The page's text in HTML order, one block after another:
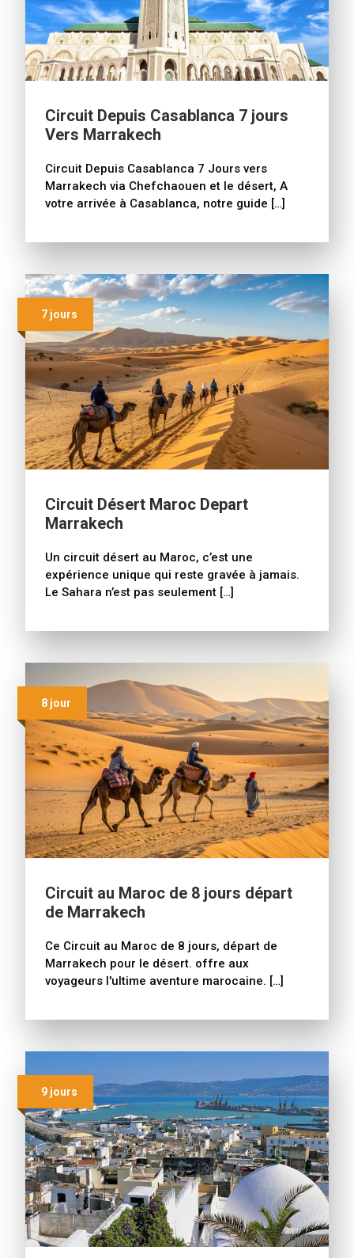
Circuit Depuis Casablanca 7 jours
Vers Marrakech
Circuit Depuis Casablanca 7 Jours vers
Marrakech via Chefchaouen et le désert, A
votre arrivée à Casablanca, notre guide […]
7 jours
Circuit Désert Maroc Depart
Marrakech
Un circuit désert au Maroc, c’est une
expérience unique qui reste gravée à jamais.
Le Sahara n’est pas seulement […]
8 jour
Circuit au Maroc de 8 jours départ
de Marrakech
Ce Circuit au Maroc de 8 jours, départ de
Marrakech pour le désert. offre aux
voyageurs l'ultime aventure marocaine. […]
9 jours